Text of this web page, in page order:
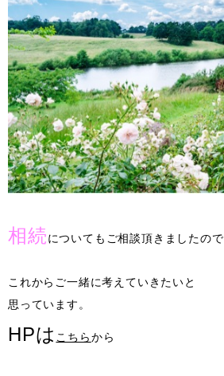
相続についてもご相談頂きましたので
これからご一緒に考えていきたいと
思っています。
HPは こちらから